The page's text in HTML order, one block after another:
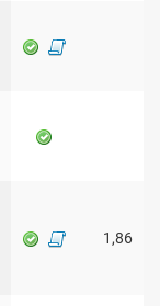
1,86